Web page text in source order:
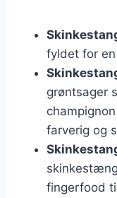
fyldet for
grøntsager
farverig og
fingerfood